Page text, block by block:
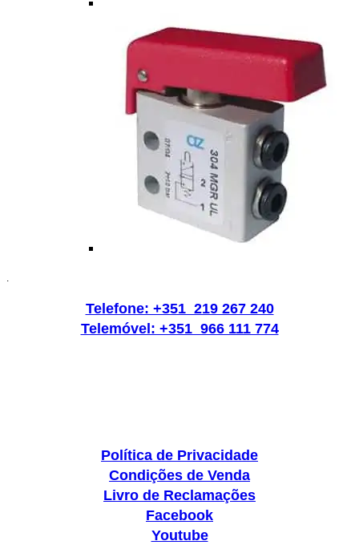
.
Telefone: +351 219 267 240
Telemóvel: +351 966 111 774
Política de Privacidade
Condições de Venda
Livro de Reclamações
Facebook
Youtube